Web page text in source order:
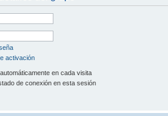
activación
en cada visita
de conexión en esta sesión